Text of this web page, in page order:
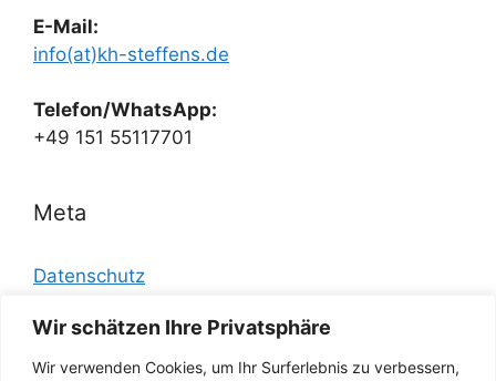
Wir schätzen Ihre Privatsphäre
Wir verwenden Cookies, um Ihr Surferlebnis zu verbessern,
E-Mail:
info(at)kh-steffens.de
Telefon/WhatsApp:
+49 151 55117701
Meta
Datenschutz
Impressum/